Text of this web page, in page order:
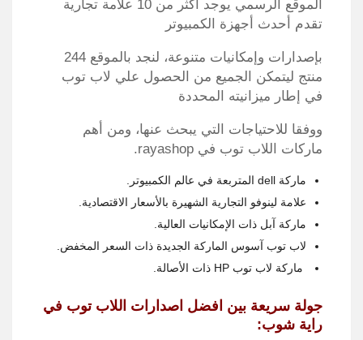
الموقع الرسمي يوجد أكثر من 10 علامة تجارية
تقدم أحدث أجهزة الكمبيوتر
بإصدارات وإمكانيات متنوعة، لنجد بالموقع 244
منتج ليتمكن الجميع من الحصول علي لاب توب
في إطار ميزانيته المحددة
ووفقا للاحتياجات التي يبحث عنها، ومن أهم
ماركات اللاب توب في rayashop.
ماركة dell المتربعة في عالم الكمبيوتر.
علامة لينوفو التجارية الشهيرة بالأسعار الاقتصادية.
ماركة آبل ذات الإمكانيات العالية.
لاب توب آسوس الماركة الجديدة ذات السعر المخفض.
ماركة لاب توب HP ذات الأصالة.
جولة سريعة بين افضل اصدارات اللاب توب في
راية شوب: